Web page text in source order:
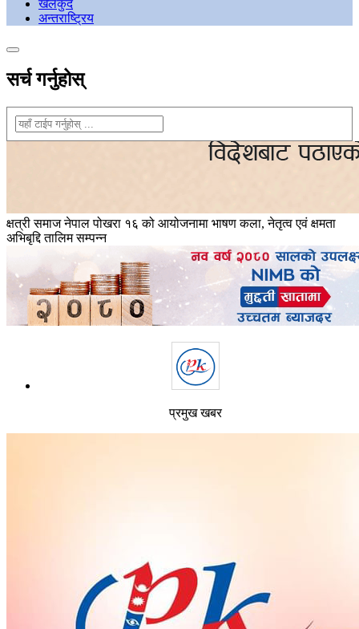
खेलकुद
अन्तराष्ट्रिय
सर्च गर्नुहोस्
क्षत्री समाज नेपाल पोखरा १६ को आयोजनामा भाषण कला, नेतृत्व एवं क्षमता
अभिबृद्दि तालिम सम्पन्न
प्रमुख खबर